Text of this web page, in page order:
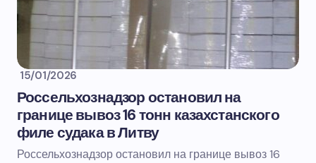
15/01/2026
Россельхознадзор остановил на
границе вывоз 16 тонн казахстанского
филе судака в Литву
Россельхознадзор остановил на границе вывоз 16